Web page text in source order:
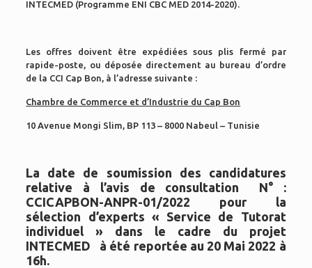
INTECMED (Programme ENI CBC MED 2014-2020).
Les offres doivent être expédiées sous plis fermé par
rapide-poste, ou déposée directement au bureau d’ordre
de la CCI Cap Bon, à l’adresse suivante :
Chambre de Commerce et d’Industrie du Cap Bon
10 Avenue Mongi Slim, BP 113 – 8000 Nabeul – Tunisie
La date de soumission des candidatures
relative à l’avis de consultation
N° :
CCICAPBON-ANPR-01/2022 pour la
sélection d’experts « Service de Tutorat
individuel » dans le cadre du projet
INTECMED à été reportée au 20 Mai 2022 à
16h.